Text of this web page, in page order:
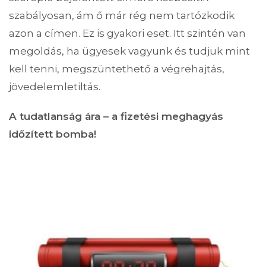
szabályosan, ám ő már rég nem tartózkodik
azon a címen. Ez is gyakori eset. Itt szintén van
megoldás, ha ügyesek vagyunk és tudjuk mint
kell tenni, megszüntethető a végrehajtás,
jövedelemletiltás.
A tudatlanság ára – a fizetési meghagyás
időzített bomba!